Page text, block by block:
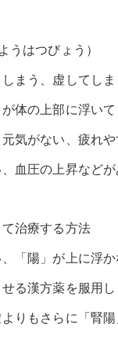
うはつびょう）
しまう、虚してし
が体の上部に浮い
気がない、疲れ
血圧の上昇などが
治療する方法
、「陽」が上に浮
る漢方薬を服用し
りもさらに「腎